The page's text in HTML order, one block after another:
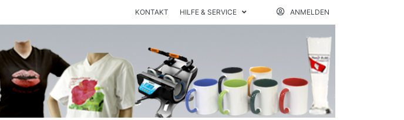
KONTAKT HILFE & SERVICE ANMELDEN